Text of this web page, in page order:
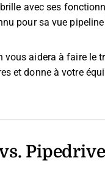
avec ses
pour sa vue
vous aidera à faire le
et donne à votre